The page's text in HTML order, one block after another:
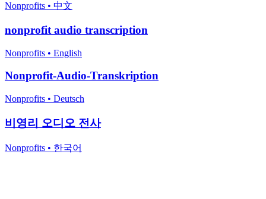
Nonprofits • 中文
nonprofit audio transcription
Nonprofits • English
Nonprofit-Audio-Transkription
Nonprofits • Deutsch
비영리 오디오 전사
Nonprofits • 한국어